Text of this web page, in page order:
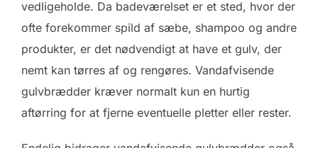
vedligeholde. Da badeværelset er et sted, hvor der
ofte forekommer spild af sæbe, shampoo og andre
produkter, er det nødvendigt at have et gulv, der
nemt kan tørres af og rengøres. Vandafvisende
gulvbrædder kræver normalt kun en hurtig
aftørring for at fjerne eventuelle pletter eller rester.